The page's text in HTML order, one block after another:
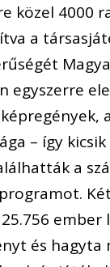
közel 4000
a
egyszerre
– így
a
.
25.756 ember
és hagyta